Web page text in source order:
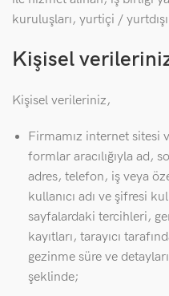
kuruluşları, yurtiçi /
Kişisel
Kişisel verileriniz,
Firmamız internet sitesi
formlar aracılığıyla ad,
adres, telefon, iş veya
kullanıcı adı ve şifresi
sayfalardaki tercihleri,
kayıtları, tarayıcı
gezinme süre ve
şeklinde;